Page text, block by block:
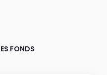
FONDS